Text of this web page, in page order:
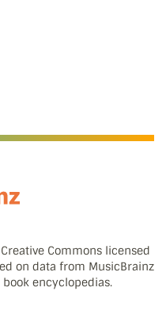
Commons licensed
on data from MusicBrainz
encyclopedias.